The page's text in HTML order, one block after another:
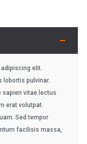
elit.
lobortis pulvinar.
sapien vitae lectus
erat volutpat.
Sed tempor
facilisis massa,